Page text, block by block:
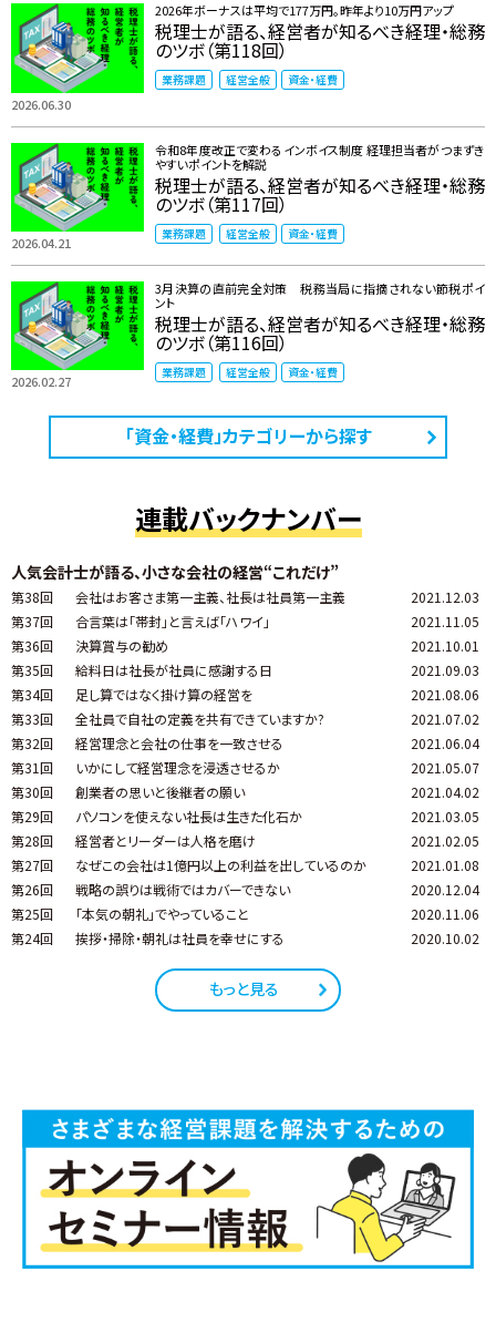
2026.06.30
2026年ボーナスは平均で177万円。昨年より10万円アップ
税理士が語る、経営者が知るべき経理・総務
のツボ（第118回）
業務課題 経営全般 資金・経費
2026.04.21
令和8年度改正で変わるインボイス制度 ――経理担当者がつまずき
やすいポイントを解説
税理士が語る、経営者が知るべき経理・総務
のツボ（第117回）
業務課題 経営全般 資金・経費
2026.02.27
3月決算の直前完全対策 税務当局に指摘されない節税ポイ
ント
税理士が語る、経営者が知るべき経理・総務
のツボ（第116回）
業務課題 経営全般 資金・経費
「資金・経費」カテゴリーから探す
連載バックナンバー
人気会計士が語る、小さな会社の経営“これだけ”
第38回 会社はお客さま第一主義、社長は社員第一主義
2021.12.03
第37回
合言葉は「帯封」と言えば「ハワイ」
2021.11.05
第36回
決算賞与の勧め
2021.10.01
第35回
給料日は社長が社員に感謝する日
2021.09.03
第34回
足し算ではなく掛け算の経営を
2021.08.06
第33回
全社員で自社の定義を共有できていますか?
2021.07.02
第32回
経営理念と会社の仕事を一致させる
2021.06.04
第31回
いかにして経営理念を浸透させるか
2021.05.07
第30回
創業者の思いと後継者の願い
2021.04.02
第29回
パソコンを使えない社長は生きた化石か
2021.03.05
第28回
経営者とリーダーは人格を磨け
2021.02.05
第27回
なぜこの会社は1億円以上の利益を出しているのか
2021.01.08
第26回
戦略の誤りは戦術ではカバーできない
2020.12.04
第25回
「本気の朝礼」でやっていること
2020.11.06
第24回
挨拶・掃除・朝礼は社員を幸せにする 2020.10.02
もっと見る